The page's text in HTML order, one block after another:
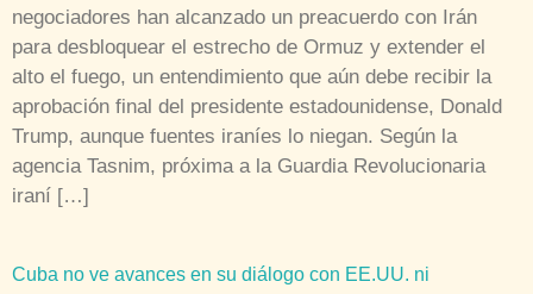
negociadores han alcanzado un preacuerdo con Irán
para desbloquear el estrecho de Ormuz y extender el
alto el fuego, un entendimiento que aún debe recibir la
aprobación final del presidente estadounidense, Donald
Trump, aunque fuentes iraníes lo niegan. Según la
agencia Tasnim, próxima a la Guardia Revolucionaria
iraní […]
Cuba no ve avances en su diálogo con EE.UU. ni